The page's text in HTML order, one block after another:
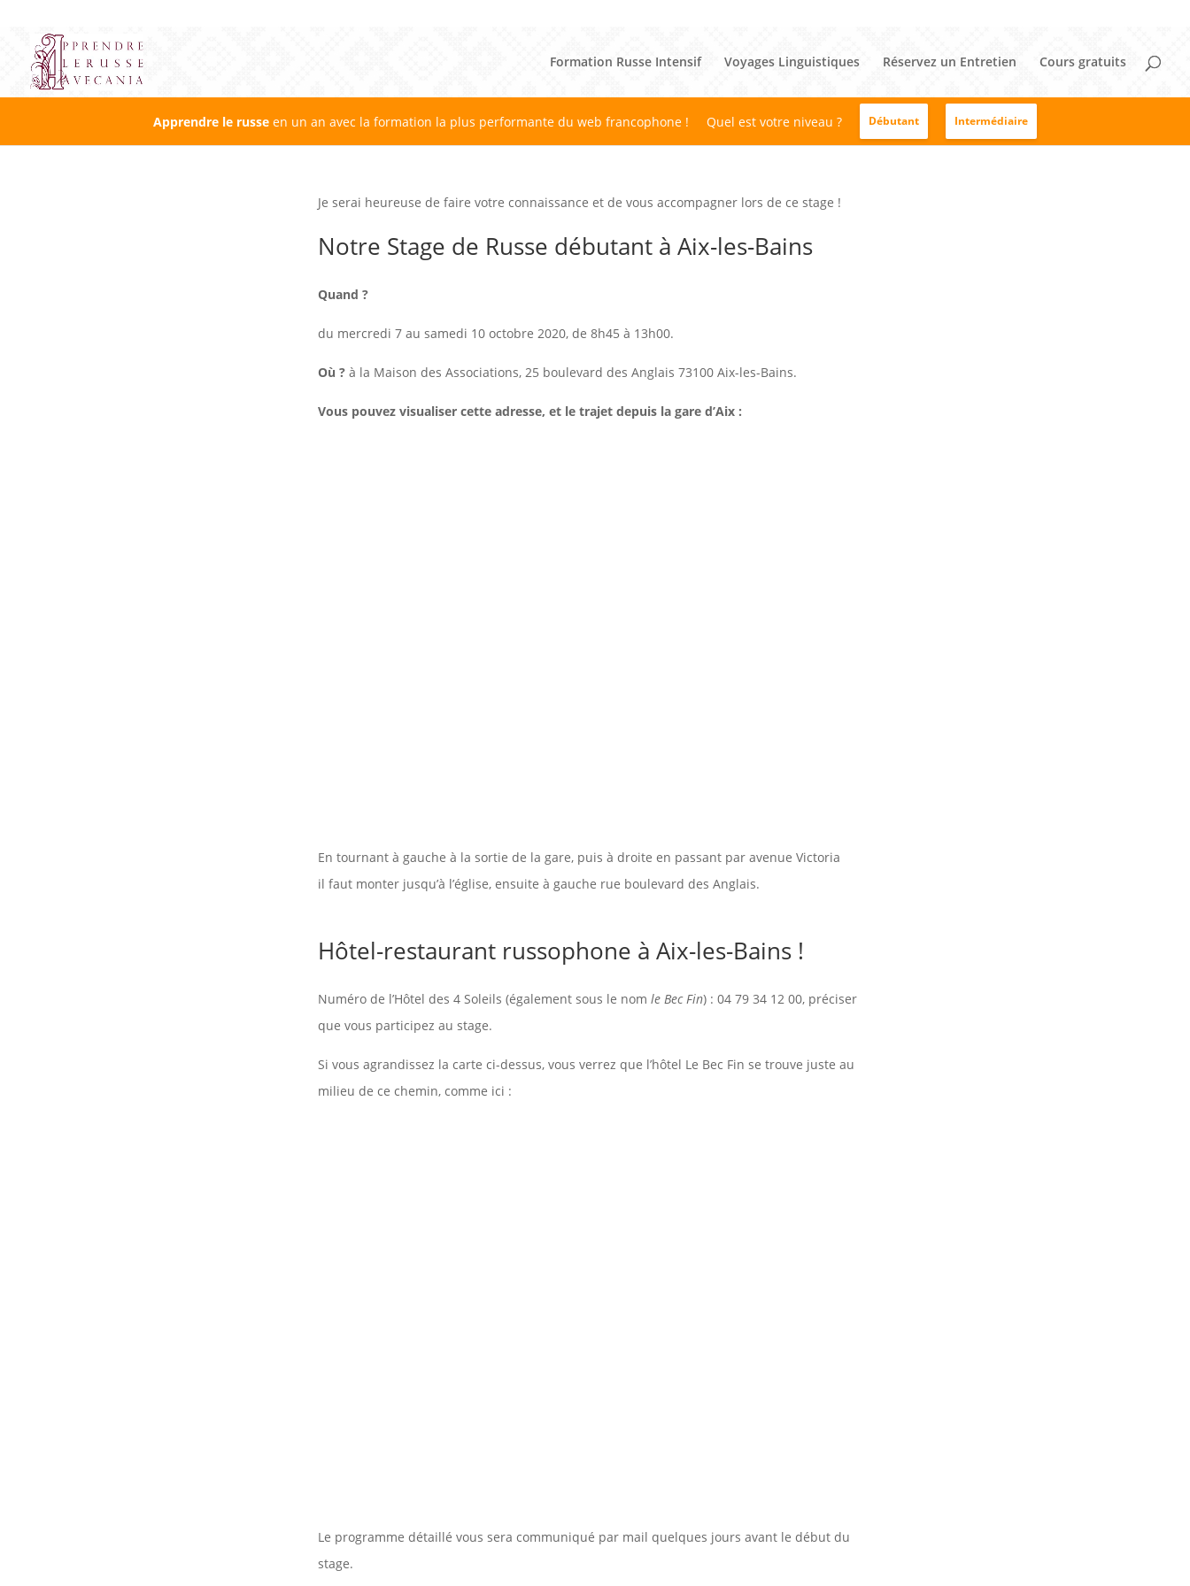
Formation Russe Intensif Voyages Linguistiques Réservez un Entretien Cours gratuits
Apprendre le russe en un an avec la formation la plus performante du web francophone ! Quel est votre niveau ? Débutant Intermédiaire
Je serai heureuse de faire votre connaissance et de vous accompagner lors de ce stage !
Notre Stage de Russe débutant à Aix-les-Bains
Quand ?
du mercredi 7 au samedi 10 octobre 2020, de 8h45 à 13h00.
Où ? à la Maison des Associations, 25 boulevard des Anglais 73100 Aix-les-Bains.
Vous pouvez visualiser cette adresse, et le trajet depuis la gare d’Aix :
En tournant à gauche à la sortie de la gare, puis à droite en passant par avenue Victoria
il faut monter jusqu’à l’église, ensuite à gauche rue boulevard des Anglais.
Hôtel-restaurant russophone à Aix-les-Bains !
Numéro de l’Hôtel des 4 Soleils (également sous le nomle Bec Fin) :04 79 34 12 00, préciser
que vous participez au stage.
Si vous agrandissez la carte ci-dessus, vous verrez que l’hôtel Le Bec Fin se trouve juste au
milieu de ce chemin, comme ici :
Le programme détaillé vous sera communiqué par mail quelques jours avant le début du
stage.